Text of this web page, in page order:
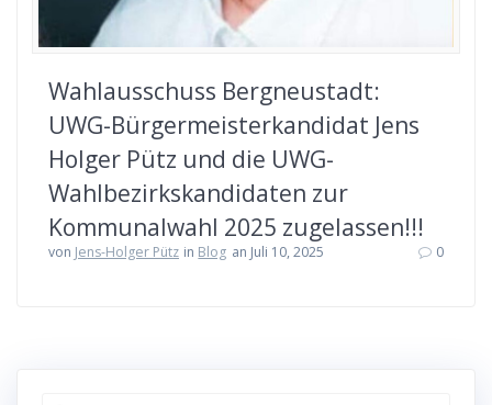
Wahlausschuss Bergneustadt:
UWG-Bürgermeisterkandidat Jens
Holger Pütz und die UWG-
Wahlbezirkskandidaten zur
Kommunalwahl 2025 zugelassen!!!
von Jens-Holger Pütz in Blog an Juli 10, 2025 0